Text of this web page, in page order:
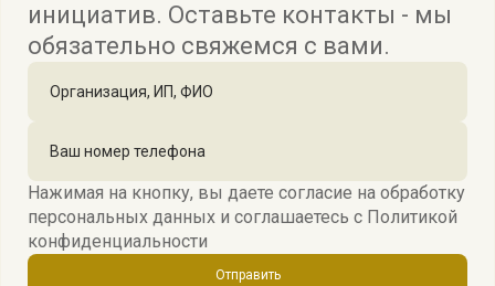
инициатив. Оставьте контакты - мы
обязательно свяжемся с вами.
Нажимая на кнопку, вы даете согласие на обработку
персональных данных и соглашаетесь c Политикой
конфиденциальности
Отправить